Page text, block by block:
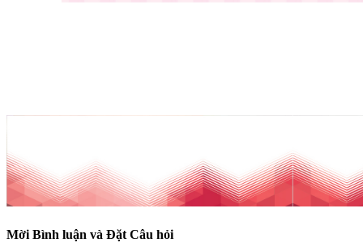
Mời Bình luận và Đặt Câu hỏi